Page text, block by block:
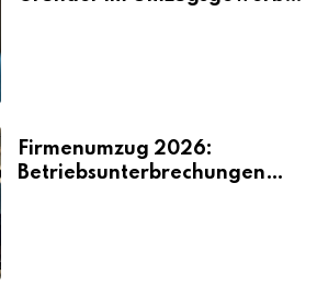
Firmenumzug 2026:
Betriebsunterbrechungen